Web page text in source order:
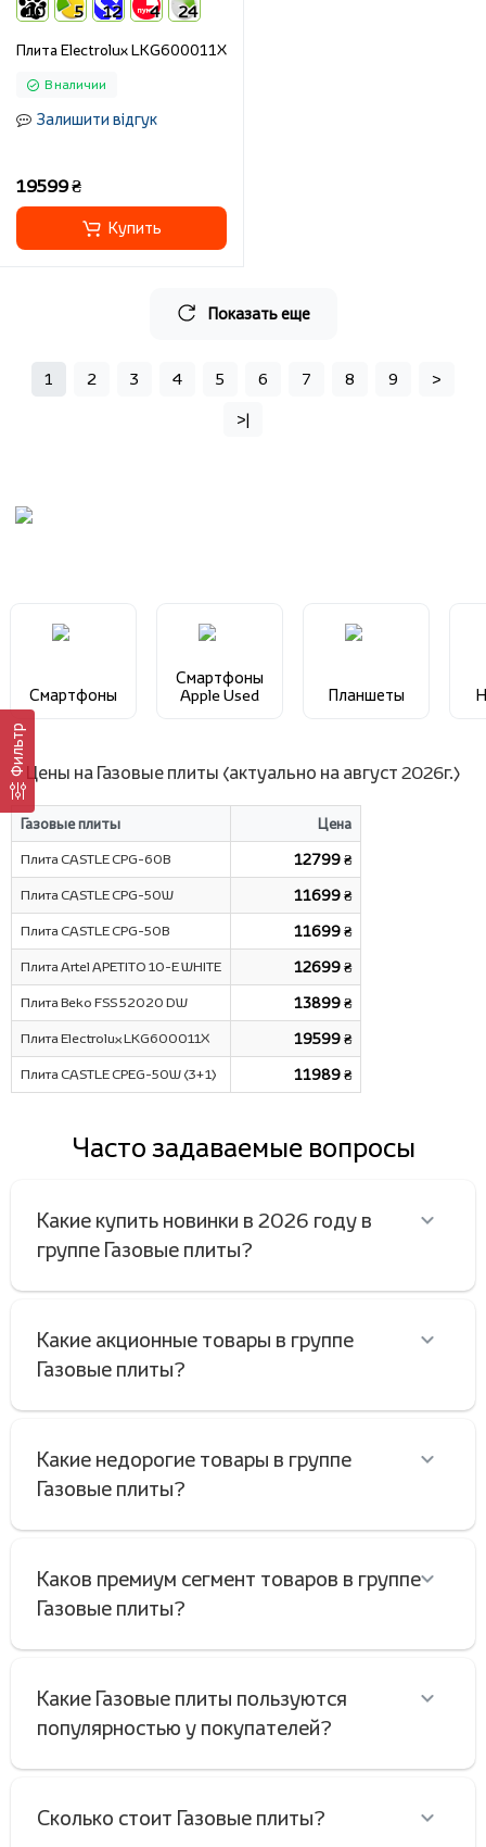
Фильтр
10 5 12 4 24
Плита Electrolux LKG600011X
В наличии
Залишити відгук
19599 ₴
Купить
Показать еще
1 2 3 4 5 6 7 8 9
>
>|
Смартфоны
Смартфоны
Apple Used
Планшеты
Цены на Газовые плиты (актуально на август 2026г.)
Газовые плиты Цена
Плита CASTLE CPG-60B 12799 ₴
Плита CASTLE CPG-50W 11699 ₴
Плита CASTLE CPG-50B 11699 ₴
Плита Artel APETITO 10-E WHITE 12699 ₴
Плита Beko FSS 52020 DW 13899 ₴
Плита Electrolux LKG600011X 19599 ₴
Плита CASTLE CPEG-50W (3+1) 11989 ₴
Часто задаваемые вопросы
Какие купить новинки в 2026 году в
группе Газовые плиты?
Какие акционные товары в группе
Газовые плиты?
Какие недорогие товары в группе
Газовые плиты?
Каков премиум сегмент товаров в группе
Газовые плиты?
Какие Газовые плиты пользуются
популярностью у покупателей?
Сколько стоит Газовые плиты?